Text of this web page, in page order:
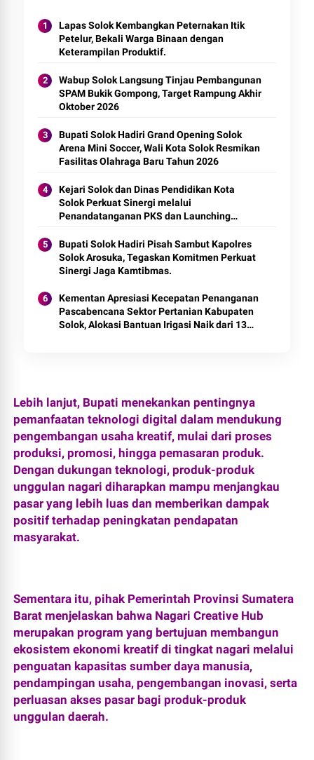
Lapas Solok Kembangkan Peternakan Itik
Petelur, Bekali Warga Binaan dengan
Keterampilan Produktif.
Wabup Solok Langsung Tinjau Pembangunan
SPAM Bukik Gompong, Target Rampung Akhir
Oktober 2026
Bupati Solok Hadiri Grand Opening Solok
Arena Mini Soccer, Wali Kota Solok Resmikan
Fasilitas Olahraga Baru Tahun 2026
Kejari Solok dan Dinas Pendidikan Kota
Solok Perkuat Sinergi melalui
Penandatanganan PKS dan Launching
Bupati Solok Hadiri Pisah Sambut Kapolres
Solok Arosuka, Tegaskan Komitmen Perkuat
Sinergi Jaga Kamtibmas.
Kementan Apresiasi Kecepatan Penanganan
Pascabencana Sektor Pertanian Kabupaten
Solok, Alokasi Bantuan Irigasi Naik dari 13
Lebih lanjut, Bupati menekankan pentingnya
pemanfaatan teknologi digital dalam mendukung
pengembangan usaha kreatif, mulai dari proses
produksi, promosi, hingga pemasaran produk.
Dengan dukungan teknologi, produk-produk
unggulan nagari diharapkan mampu menjangkau
pasar yang lebih luas dan memberikan dampak
positif terhadap peningkatan pendapatan
masyarakat.
Sementara itu, pihak Pemerintah Provinsi Sumatera
Barat menjelaskan bahwa Nagari Creative Hub
merupakan program yang bertujuan membangun
ekosistem ekonomi kreatif di tingkat nagari melalui
penguatan kapasitas sumber daya manusia,
pendampingan usaha, pengembangan inovasi, serta
perluasan akses pasar bagi produk-produk
unggulan daerah.